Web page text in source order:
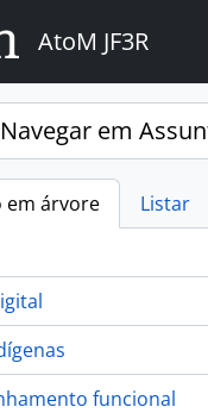
AtoM JF3R
Navegar em
em árvore Listar
funcional